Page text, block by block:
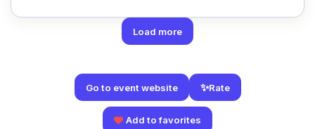
Load more
Go to event website ✨Rate
Add to favorites